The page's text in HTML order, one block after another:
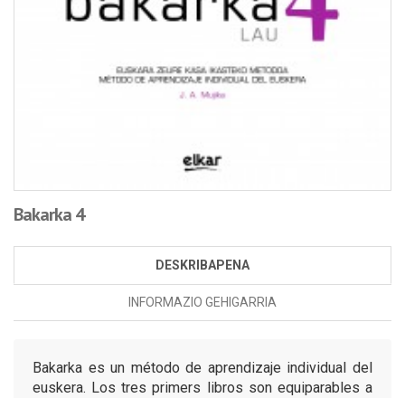
Bakarka 4
DESKRIBAPENA
INFORMAZIO GEHIGARRIA
Bakarka es un método de aprendizaje individual del
euskera. Los tres primers libros son equiparables a